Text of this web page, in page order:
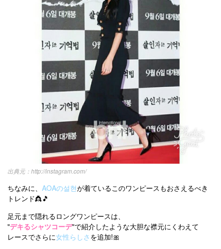
http://instagram.com/
ちなみに、 AOAの설현が着ているこのワンピースもおさえるべき
トレンド👸🎵
足元まで隠れるロングワンピースは、
"デキるシャツコーデ"で紹介したような大胆な襟元にくわえて
レースでさらに女性らしさ を追加!🎀